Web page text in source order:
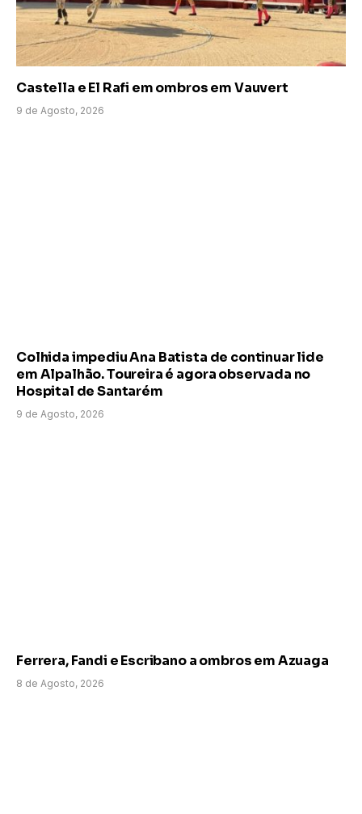
Castella e El Rafi em ombros em Vauvert
9 de Agosto, 2026
Colhida impediu Ana Batista de continuar lide
em Alpalhão. Toureira é agora observada no
Hospital de Santarém
9 de Agosto, 2026
Ferrera, Fandi e Escribano a ombros em Azuaga
8 de Agosto, 2026